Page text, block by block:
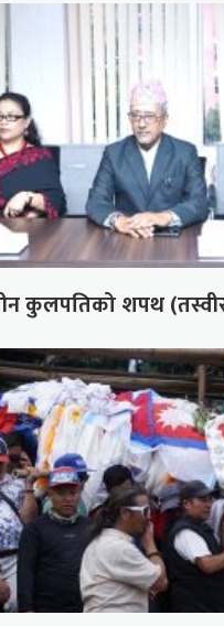
तीन कुलपतिको शपथ